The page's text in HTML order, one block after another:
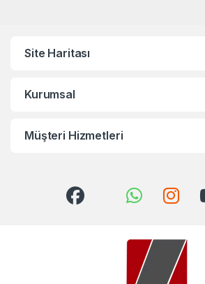
Site Haritası
Kurumsal
Müşteri Hizmetleri